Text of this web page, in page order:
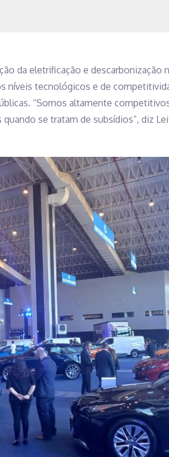
da eletrificação e descarbonização
níveis tecnológicos e de
“Somos altamente
se tratam de subsídios”, diz